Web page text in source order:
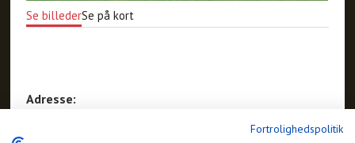
Fortrolighedspolitik
Se billederSe på kort
Adresse: